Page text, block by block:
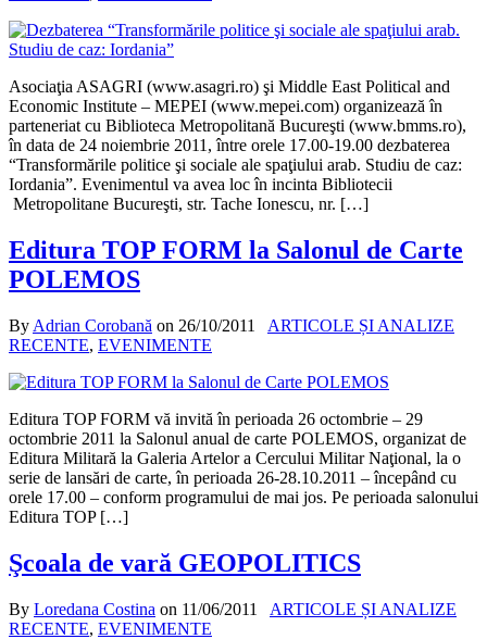
Asociaţia ASAGRI (www.asagri.ro) şi Middle East Political and
Economic Institute – MEPEI (www.mepei.com) organizează în
parteneriat cu Biblioteca Metropolitană Bucureşti (www.bmms.ro),
în data de 24 noiembrie 2011, între orele 17.00-19.00 dezbaterea
“Transformările politice şi sociale ale spaţiului arab. Studiu de caz:
Iordania”. Evenimentul va avea loc în incinta Bibliotecii
Metropolitane Bucureşti, str. Tache Ionescu, nr. […]
Editura TOP FORM la Salonul de Carte
POLEMOS
By Adrian Corobană on 26/10/2011
ARTICOLE ȘI ANALIZE
RECENTE, EVENIMENTE
Editura TOP FORM vă invită în perioada 26 octombrie – 29
octombrie 2011 la Salonul anual de carte POLEMOS, organizat de
Editura Militară la Galeria Artelor a Cercului Militar Naţional, la o
serie de lansări de carte, în perioada 26-28.10.2011 – începând cu
orele 17.00 – conform programului de mai jos. Pe perioada salonului
Editura TOP […]
Şcoala de vară GEOPOLITICS
By Loredana Costina on 11/06/2011
ARTICOLE ȘI ANALIZE
RECENTE, EVENIMENTE